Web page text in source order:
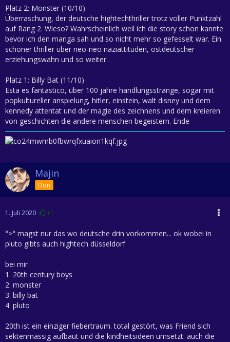
Platz 2: Monster (10/10)
Überraschung, der deutsche hightechthriller trotz voller Punktzahl
auf Rang 2. Wieso? Wahrscheinlich weil ich die story schon kannte
bevor ich den manga sah und so nicht mehr so gefesselt war. Ein
schöner thriller über neo-neo naziattitüden, ostdeutscher
erziehungswahn und so weiter.
Platz 1: Billy Bat (11/10)
Esta es fantastico, über 100 jahre handlungsstränge, sogar mit
popkultureller anspielung, hitler, einstein, walt disney und dem
kennedy attentat und der magie des zeichnens und dem kreieren
von geschichten die andere menschen begeistern. Ende
Majin
Don
1. Juli 2020 +1
°>° magst nur das wo deutsche drin vorkommen... ok wobei in
pluto gibts auch hightech düsseldorf
bei mir
1. 20th century boys
2. monster
3. billy bat
4. pluto
20th ist ein einziger fiebertraum. total gestört, was Friend sich
sektenmässig aufbaut und die kindheitsideen umsetzt. auch die